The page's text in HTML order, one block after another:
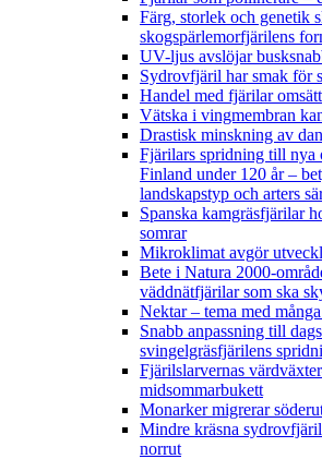
Färg, storlek och genetik
skogspärlemorfjärilens
UV-ljus avslöjar
Sydrovfjäril har smak för
Handel med fjärilar
Vätska i vingmembran
Drastisk minskning av
Fjärilars spridning till nya
Finland under 120 år–
landskapstyp och arters
Spanska kamgräsfjärilar
somrar
Mikroklimat avgör
Bete i Natura 2000-
väddnätfjärilar som ska
Nektar – tema med
Snabb anpassning till
svingelgräsfjärilens
Fjärilslarvernas
midsommarbukett
Monarker migrerar
Mindre kräsna
norrut